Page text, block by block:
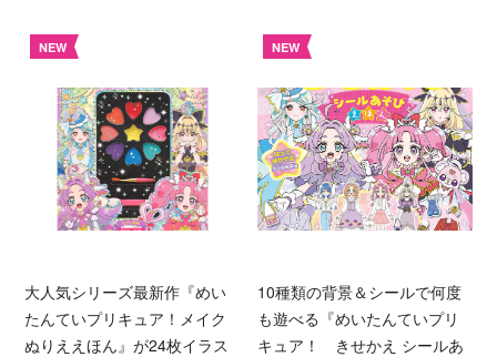
NEW
大人気シリーズ最新作『めい
たんていプリキュア！メイク
ぬりええほん』が24枚イラス
NEW
10種類の背景＆シールで何度
も遊べる『めいたんていプリ
キュア！ きせかえ シールあ